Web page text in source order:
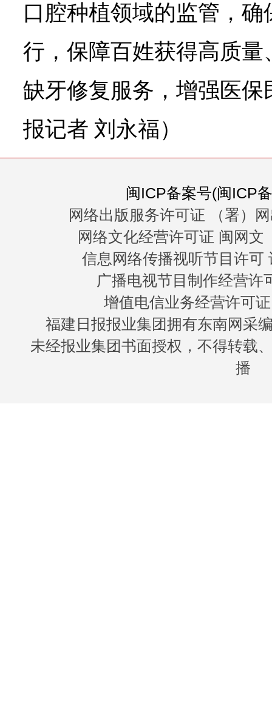
口腔种植领域的监管，
行，保障百姓获得高质
缺牙修复服务，增强医保
报记者 刘永福）
闽ICP备案号(闽ICP
网络出版服务许可证 （署）
网络文化经营许可证 闽网文
信息网络传播视听节目许可
广播电视节目制作经营许
增值电信业务经营许可
福建日报报业集团拥有东南网采
未经报业集团书面授权，不得转载
播